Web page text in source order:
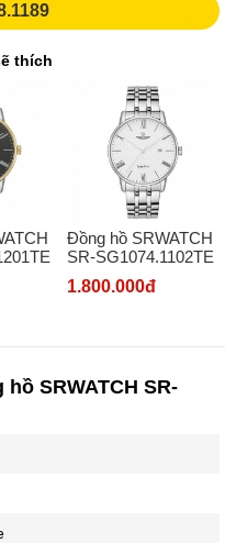
Cầu Giấy - Hà Nội
Hà Đông - Hà Nội
Long Biên - Hà Nội
Ocean Park 1, Dương
thích
Đồng hồ SRWATCH
SR-SG1074.1102TE
1.800.000đ
SRWATCH SR-